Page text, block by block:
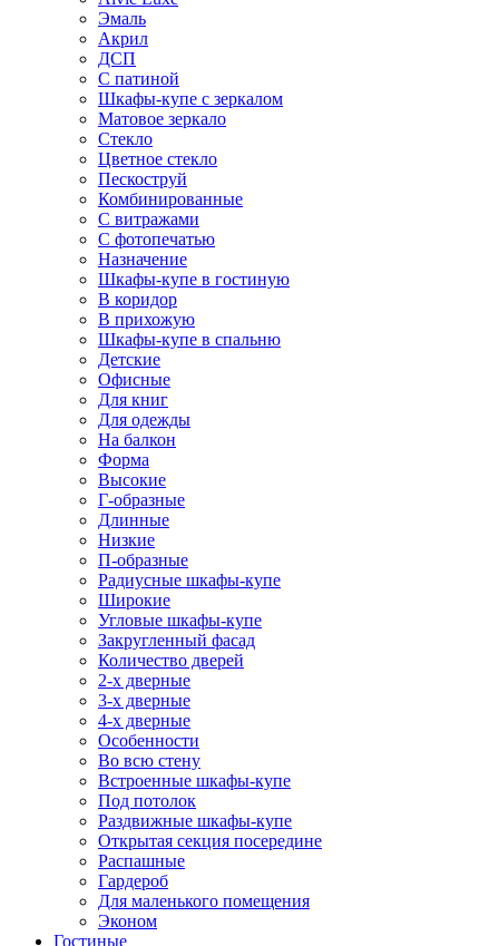
Эмаль
Акрил
ДСП
С патиной
Шкафы-купе с зеркалом
Матовое зеркало
Стекло
Цветное стекло
Пескоструй
Комбинированные
С витражами
С фотопечатью
Назначение
Шкафы-купе в гостиную
В коридор
В прихожую
Шкафы-купе в спальню
Детские
Офисные
Для книг
Для одежды
На балкон
Форма
Высокие
Г-образные
Длинные
Низкие
П-образные
Радиусные шкафы-купе
Широкие
Угловые шкафы-купе
Закругленный фасад
Количество дверей
2-х дверные
3-х дверные
4-х дверные
Особенности
Во всю стену
Встроенные шкафы-купе
Под потолок
Раздвижные шкафы-купе
Открытая секция посередине
Распашные
Гардероб
Для маленького помещения
Эконом
Гостиные